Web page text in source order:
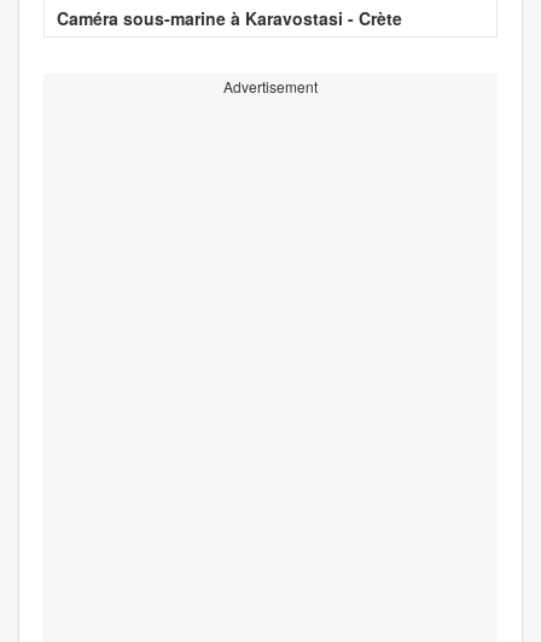
Caméra sous-marine à Karavostasi - Crète
Advertisement